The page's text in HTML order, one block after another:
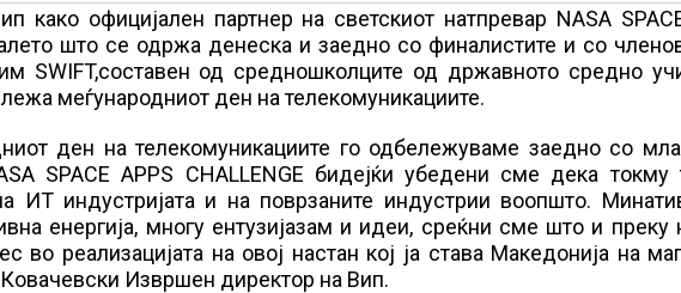
како официјален партнер на светскиот натпревар NASA
што се одржа денеска и заедно со финалистите и со
SWIFT,составен од средношколците од државното средно
меѓународниот ден на телекомуникациите.
ден на телекомуникациите го одбележуваме заедно со
SPACE APPS CHALLENGE бидејќи убедени сме дека токму
ИТ индустријата и на поврзаните индустрии воопшто.
енергија, многу ентузијазам и идеи, среќни сме што и преку
реализацијата на овој настан кој ја става Македонија на
Извршен директор на Вип.